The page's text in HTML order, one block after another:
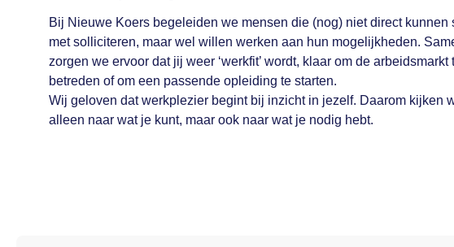
Bij Nieuwe Koers begeleiden we mensen die (nog) niet direct kunnen
met solliciteren, maar wel willen werken aan hun mogelijkheden.
zorgen we ervoor dat jij weer ‘werkfit’ wordt, klaar om de arbeidsmarkt
betreden of om een passende opleiding te starten.
Wij geloven dat werkplezier begint bij inzicht in jezelf. Daarom kijken
alleen naar wat je kunt, maar ook naar wat je nodig hebt.